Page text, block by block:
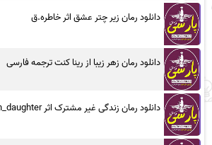
دانلود رمان زیر چتر عشق اثر خاطره.ق
دانلود رمان زهر زیبا از رینا کنت ترجمه فارسی
دانلود رمان زندگی غیر مشترک اثر sun_daughter